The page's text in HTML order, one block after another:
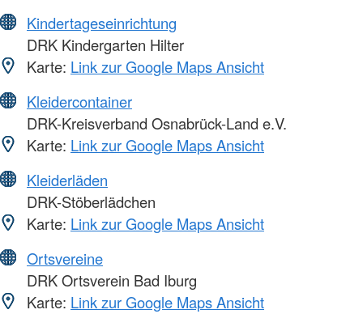
Kindertageseinrichtung
DRK Kindergarten Hilter
Karte: Link zur Google Maps Ansicht
Kleidercontainer
DRK-Kreisverband Osnabrück-Land e.V.
Karte: Link zur Google Maps Ansicht
Kleiderläden
DRK-Stöberlädchen
Karte: Link zur Google Maps Ansicht
Ortsvereine
DRK Ortsverein Bad Iburg
Karte: Link zur Google Maps Ansicht